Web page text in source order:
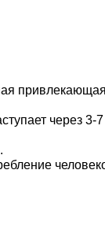
привлекающая
через 3-